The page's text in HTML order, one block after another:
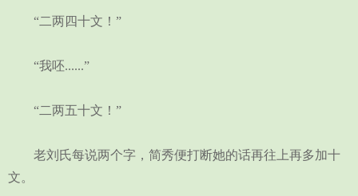
“二两四十文！”
“我呸......”
“二两五十文！”
老刘氏每说两个字，简秀便打断她的话再往上再多加十
文。